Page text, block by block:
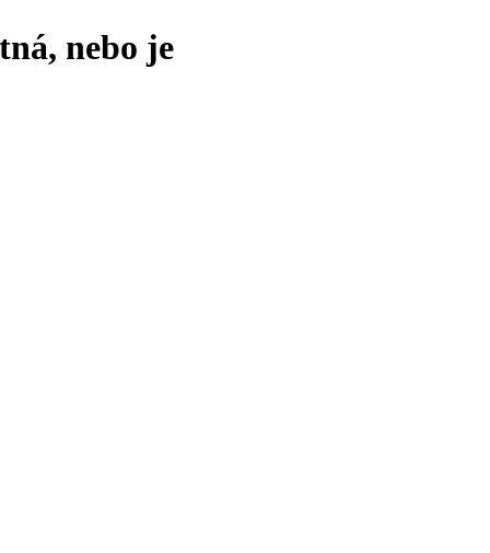
nebo je